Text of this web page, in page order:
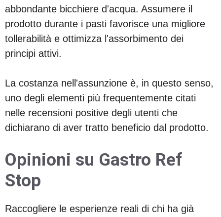
abbondante bicchiere d'acqua. Assumere il
prodotto durante i pasti favorisce una migliore
tollerabilità e ottimizza l'assorbimento dei
principi attivi.
La costanza nell'assunzione è, in questo senso,
uno degli elementi più frequentemente citati
nelle recensioni positive degli utenti che
dichiarano di aver tratto beneficio dal prodotto.
Opinioni su Gastro Ref
Stop
Raccogliere le esperienze reali di chi ha già